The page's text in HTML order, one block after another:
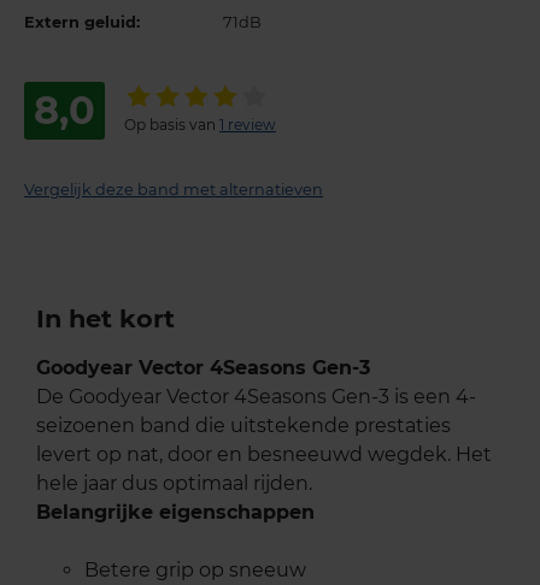
Extern geluid: 71dB
8,0 Op basis van 1 review
Vergelijk deze band met alternatieven
In het kort
Goodyear Vector 4Seasons Gen-3
De Goodyear Vector 4Seasons Gen-3 is een 4-
seizoenen band die uitstekende prestaties
levert op nat, door en besneeuwd wegdek. Het
hele jaar dus optimaal rijden.
Belangrijke eigenschappen
Betere grip op sneeuw